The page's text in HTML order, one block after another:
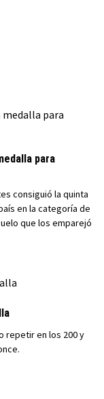
para
consiguió la quinta
en la categoría de
que los emparejó
repetir en los 200 y